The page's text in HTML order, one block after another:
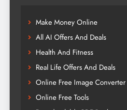
Make Money Online
All AI Offers And Deals
Health And Fitness
Real Life Offers And Deals
Online Free Image Converter
Online Free Tools